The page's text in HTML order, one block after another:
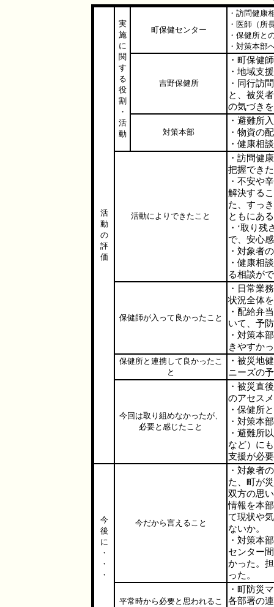
活
動
の
評
価
実
施
に
関
す
る
役
割
・
活
動
町保健センター
・訪問健康
・医師（所
・保健所と
・対策本部
吉野保健所
・町保健
・地域支
・同行訪
と、被災
の気づき
対策本部
・避難所
・物資の
・健康相
活動によりできたこと
・訪問健
把握でき
・不安や
解決する
た、すっ
ともにあ
・‘取り
で、安心
・対象者
・健康相
る相談が
保健師が入って良かったこと
・日常業
状況全体
・配給弁
いて、予
・対策本
きやすか
保健所と連携して良かったこ
と
・被災地
ニーズの
今回は取り組めなかったが、
必要と感じたこと
・被災直
のアセス
・保健所
・対策本
・避難所
など）に
支援が必
今
後
に
・
・
・
今だから言えること
・対象者
た、町が
双方の思
情報を本
て現状や
ないか。
・対策本
センター
かった。
った。
平常時から必要と思われるこ
・町防災
各部署の